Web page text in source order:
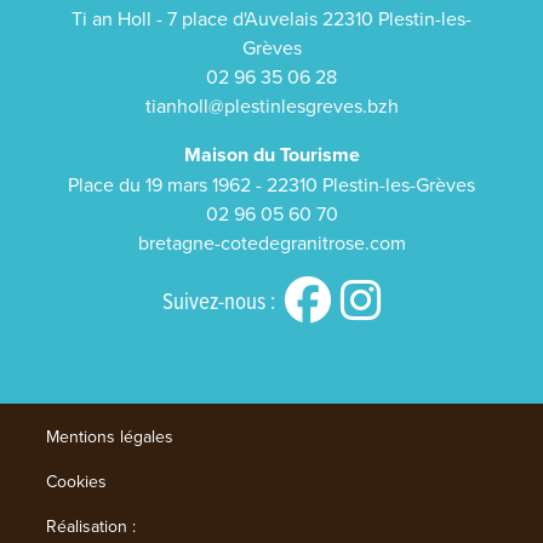
Ti an Holl - 7 place d'Auvelais 22310 Plestin-les-
Grèves
02 96 35 06 28
tianholl@plestinlesgreves.bzh
Maison du Tourisme
Place du 19 mars 1962 - 22310 Plestin-les-Grèves
02 96 05 60 70
bretagne-cotedegranitrose.com
Suivez-nous :
Mentions légales
Cookies
Réalisation :